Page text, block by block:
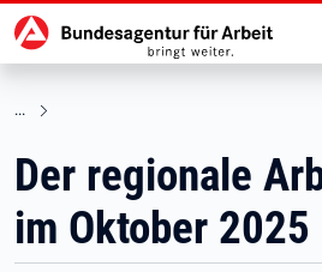
zu den Hauptinhalten springen
Hauptnavigation
Der regionale
im Oktober 2025